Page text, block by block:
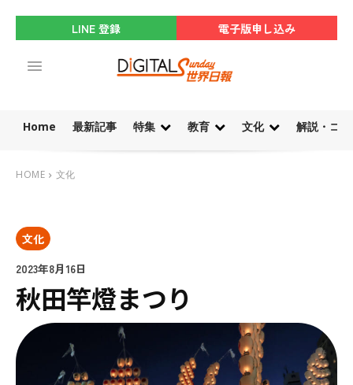
LINE 登録 電子版申し込み
Home 最新記事 特集 教育 文化 解説・コ
HOME 文化
文化
2023年8月16日
秋田竿燈まつり